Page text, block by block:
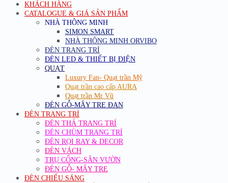
KHÁCH HÀNG
CATALOGUE & GIÁ SẢN PHẨM
NHÀ THÔNG MINH
SIMON SMART
NHÀ THÔNG MINH ORVIBO
ĐÈN TRANG TRÍ
ĐÈN LED & THIẾT BỊ ĐIỆN
QUẠT
Luxury Fan- Quạt trần Mỹ
Quạt trần cao cấp AURA
Quạt trần Mr Vũ
ĐÈN GỖ-MÂY TRE ĐAN
ĐÈN TRANG TRÍ
ĐÈN THẢ TRANG TRÍ
ĐÈN CHÙM TRANG TRÍ
ĐÈN RỌI RAY & DECOR
ĐÈN VÁCH
TRỤ CỔNG-SÂN VƯỜN
ĐÈN GỖ- MÂY TRE
ĐÈN CHIẾU SÁNG